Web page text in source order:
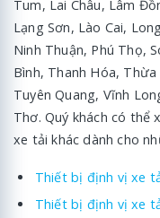
Tum, Lai Châu, Lâm
Lạng Sơn, Lào Cai,
Ninh Thuận, Phú Thọ,
Bình, Thanh Hóa,
Tuyên Quang, Vĩnh
Thơ. Quý khách có thể
xe tải khác dành cho
Thiết bị định vị xe
Thiết bị định vị xe